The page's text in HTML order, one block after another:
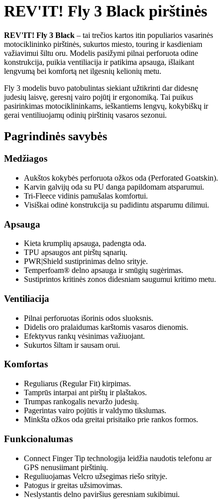
REV'IT! Fly 3 Black pirštinės
REV'IT! Fly 3 Black – tai trečios kartos itin populiarios vasarinės
motociklininko pirštinės, sukurtos miesto, touring ir kasdieniam
važiavimui šiltu oru. Modelis pasižymi pilnai perforuota odine
konstrukcija, puikia ventiliacija ir patikima apsauga, išlaikant
lengvumą bei komfortą net ilgesnių kelionių metu.
Fly 3 modelis buvo patobulintas siekiant užtikrinti dar didesnę
judesių laisvę, geresnį vairo pojūtį ir ergonomiką. Tai puikus
pasirinkimas motociklininkams, ieškantiems lengvų, kokybiškų ir
gerai ventiliuojamų odinių pirštinių vasaros sezonui.
Pagrindinės savybės
Medžiagos
Aukštos kokybės perforuota ožkos oda (Perforated Goatskin).
Karvin galvijų oda su PU danga papildomam atsparumui.
Tri-Fleece vidinis pamušalas komfortui.
Visiškai odinė konstrukcija su padidintu atsparumu dilimui.
Apsauga
Kieta krumplių apsauga, padengta oda.
TPU apsaugos ant pirštų sąnarių.
PWR|Shield sustiprinimas delno srityje.
Temperfoam® delno apsauga ir smūgių sugėrimas.
Sustiprintos kritinės zonos didesniam saugumui kritimo metu.
Ventiliacija
Pilnai perforuotas išorinis odos sluoksnis.
Didelis oro pralaidumas karštomis vasaros dienomis.
Efektyvus rankų vėsinimas važiuojant.
Sukurtos šiltam ir sausam orui.
Komfortas
Reguliarus (Regular Fit) kirpimas.
Tamprūs intarpai ant pirštų ir plaštakos.
Trumpas rankogalis nevaržo judesių.
Pagerintas vairo pojūtis ir valdymo tikslumas.
Minkšta ožkos oda greitai prisitaiko prie rankos formos.
Funkcionalumas
Connect Finger Tip technologija leidžia naudotis telefonu ar
GPS nenusiimant pirštinių.
Reguliuojamas Velcro užsegimas riešo srityje.
Patogus ir greitas užsimovimas.
Neslystantis delno paviršius geresniam sukibimui.